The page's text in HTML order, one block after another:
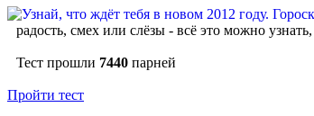
радость, смех или слёзы - всё это можно
Тест прошли 7440 парней
Пройти тест